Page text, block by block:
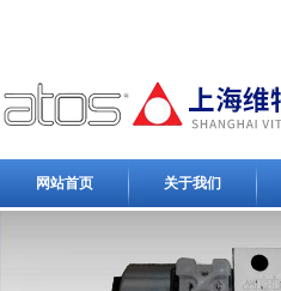
网站首页 关于我们